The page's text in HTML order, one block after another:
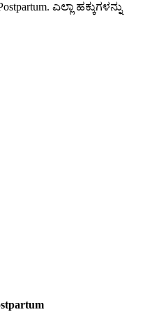
ಎಲ್ಲಾ ಹಕ್ಕುಗಳನ್ನು